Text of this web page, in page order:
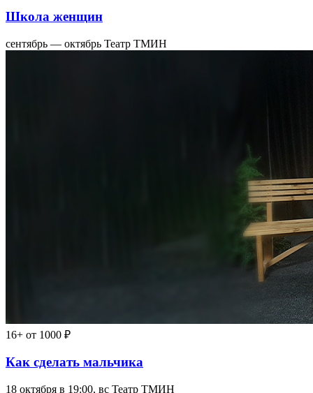
Школа женщин
сентябрь — октябрь Театр ТМИН
16+ от 1000 ₽
Как сделать мальчика
18 октября в 19:00, вс Театр ТМИН